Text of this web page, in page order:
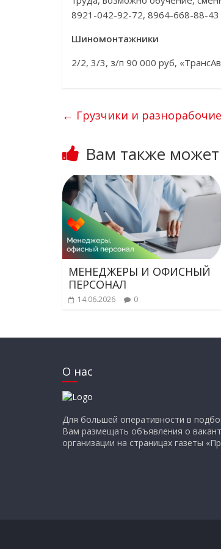
8921-042-92-72, 8964-668-88-43
Шиномонтажники
2/2, 3/3, з/п 90 000 руб,
← Грузчики и разнорабочие
Вам также
МЕНЕДЖЕРЫ И ОФИСНЫЙ
ПЕРСОНАЛ
14.06.2026 0
О нас
Для большей оперативности в
Вам размещать объявления о
организации на страницах газеты